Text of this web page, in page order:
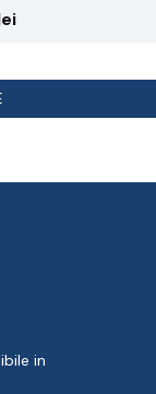
Interval
prețuri:
143,99 lei
la
in